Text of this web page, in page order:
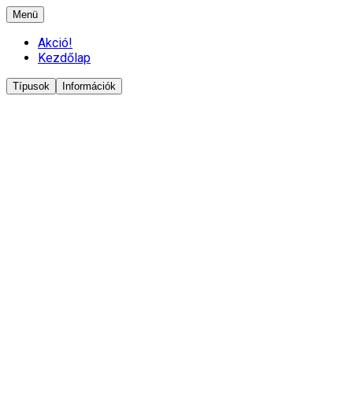
Menü
Akció!
Kezdőlap
Típusok Információk